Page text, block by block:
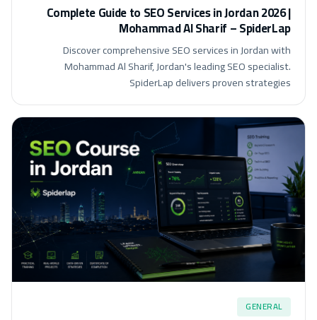
Complete Guide to SEO Services in Jordan 2026 |
Mohammad Al Sharif – SpiderLap
Discover comprehensive SEO services in Jordan with
Mohammad Al Sharif, Jordan's leading SEO specialist.
SpiderLap delivers proven strategies
GENERAL